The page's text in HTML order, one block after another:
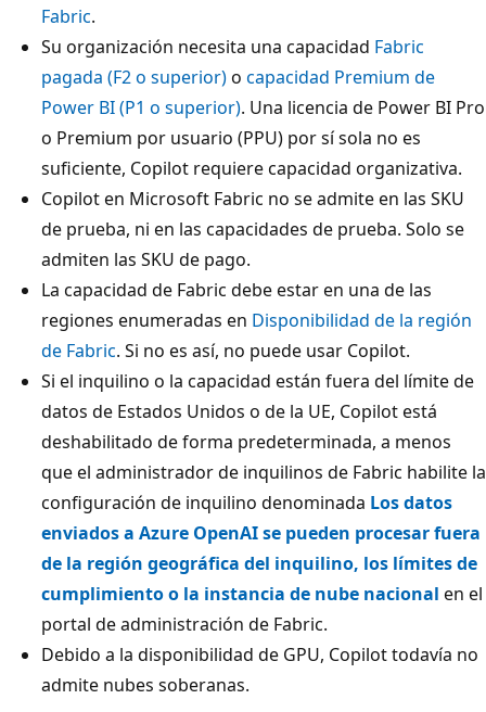
Fabric.
Su organización necesita una capacidad Fabric
pagada (F2 o superior)o capacidad Premium de
Power BI (P1 o superior). Una licencia de Power BI Pro
o Premium por usuario (PPU) por sí sola no es
suficiente, Copilot requiere capacidad organizativa.
Copilot en Microsoft Fabric no se admite en las SKU
de prueba, ni en las capacidades de prueba. Solo se
admiten las SKU de pago.
La capacidad de Fabric debe estar en una de las
regiones enumeradas en Disponibilidad de la región
de Fabric. Si no es así, no puede usar Copilot.
Si el inquilino o la capacidad están fuera del límite de
datos de Estados Unidos o de la UE, Copilot está
deshabilitado de forma predeterminada, a menos
que el administrador de inquilinos de Fabric habilite la
configuración de inquilino denominada Los datos
enviados a Azure OpenAI se pueden procesar fuera
de la región geográfica del inquilino, los límites de
cumplimiento o la instancia de nube nacional en el
portal de administración de Fabric.
Debido a la disponibilidad de GPU, Copilot todavía no
admite nubes soberanas.